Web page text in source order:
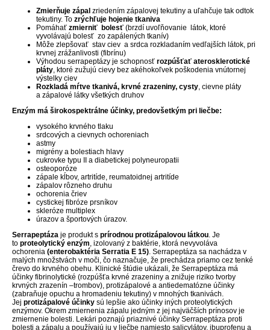
Zmierňuje zápal zriedením zápalovej tekutiny a uľahčuje tak odtok
tekutiny. To zrýchľuje hojenie tkaniva
Pomáhať zmierniť bolesť (brzdí uvoľňovanie látok, ktoré
vyvolávajú bolesť zo zapálených tkanív)
Môže zlepšovať stav ciev a srdca rozkladaním vedľajších látok, pri
krvnej zrážanlivosti (fibrínu)
Výhodou serrapeptázy je schopnosť rozpúšťať aterosklerotické
pláty, ktoré zužujú cievy bez akéhokoľvek poškodenia vnútornej
výstelky ciev
Rozkladá mŕtve tkanivá, krvné zrazeniny, cysty, cievne pláty
a zápalové látky všetkých druhov
Enzým má širokospektrálne účinky, predovšetkým pri liečbe:
vysokého krvného tlaku
srdcových a cievnych ochoreniach
astmy
migrény a bolestiach hlavy
cukrovke typu II a diabetickej polyneuropatii
osteoporóze
zápale kĺbov, artritíde, reumatoidnej artritíde
zápalov rôzneho druhu
ochorenia čriev
cystickej fibróze prsníkov
skleróze multiplex
úrazov a športových úrazov.
Serrapeptáza je produkt s prírodnou protizápalovou látkou. Je
to proteolytický enzým, izolovaný z baktérie, ktorá nevyvoláva
ochorenia (enterobaktéria Serratia E 15). Serrapeptáza sa nachádza v
malých množstvách v moči, čo naznačuje, že prechádza priamo cez tenké
črevo do krvného obehu. Klinické štúdie ukázali, že Serrapeptáza má
účinky fibrinolytické (rozpúšťa krvné zrazeniny a znižuje riziko tvorby
krvných zrazenín –trombov), protizápalové a antiedematózne účinky
(zabraňuje opuchu a hromadeniu tekutiny) v mnohých tkanivách.
Jej protizápalové účinky sú lepšie ako účinky iných proteolytických
enzýmov. Okrem zmiernenia zápalu jedným z jej najväčších prínosov je
zmiernenie bolesti. Lekári poznajú priaznivé účinky Serrapeptáza proti
bolesti a zápalu a používajú ju v liečbe namiesto salicylátov, ibuprofenu a